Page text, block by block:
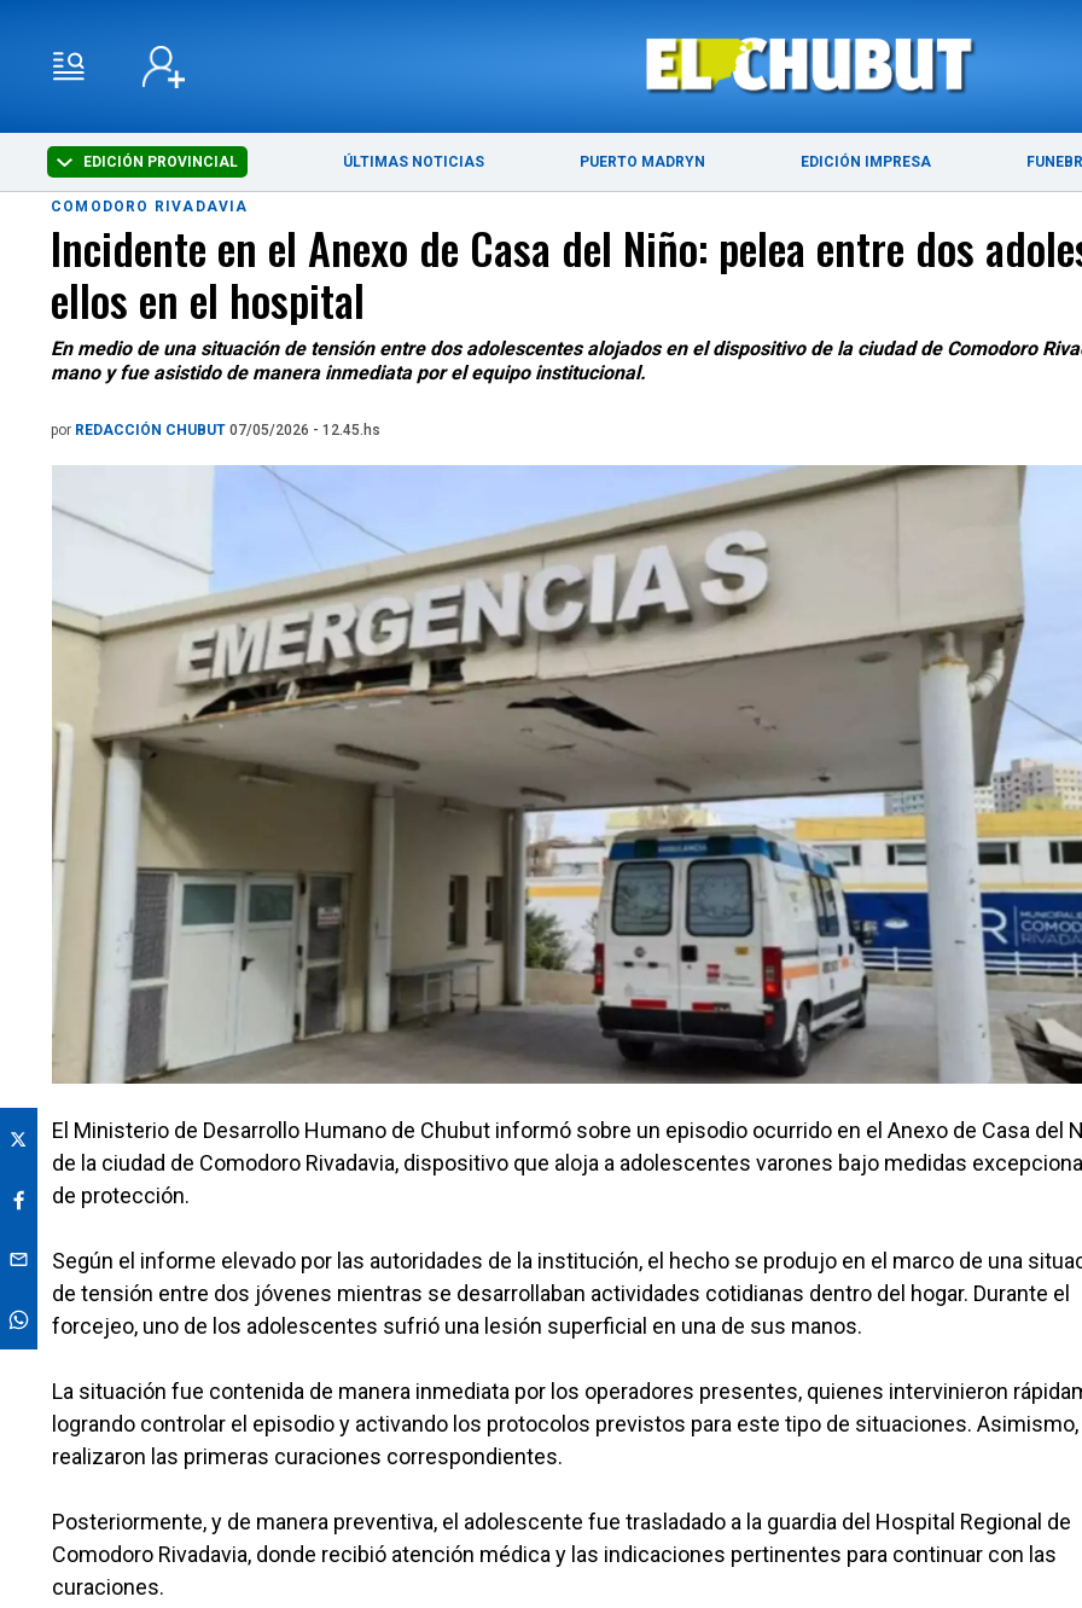
EDICIÓN PROVINCIAL ÚLTIMAS NOTICIAS PUERTO MADRYN EDICIÓN IMPRESA
ÚLTIMAS NOTICIAS PUERTO MADRYN
COMODORO RIVADAVIA
Incidente en el Anexo de Casa del Niño: pelea entre dos
ellos en el hospital
En medio de una situación de tensión entre dos adolescentes alojados en el dispositivo de la ciudad de Comodoro
mano y fue asistido de manera inmediata por el equipo institucional.
por REDACCIÓN CHUBUT 07/05/2026 - 12.45.hs
El Ministerio de Desarrollo Humano de Chubut informó sobre un episodio ocurrido en el Anexo de Casa del
de la ciudad de Comodoro Rivadavia, dispositivo que aloja a adolescentes varones bajo medidas
de protección.
Según el informe elevado por las autoridades de la institución, el hecho se produjo en el marco de una
de tensión entre dos jóvenes mientras se desarrollaban actividades cotidianas dentro del hogar. Durante el
forcejeo, uno de los adolescentes sufrió una lesión superficial en una de sus manos.
La situación fue contenida de manera inmediata por los operadores presentes, quienes intervinieron
logrando controlar el episodio y activando los protocolos previstos para este tipo de situaciones.
realizaron las primeras curaciones correspondientes.
Posteriormente, y de manera preventiva, el adolescente fue trasladado a la guardia del Hospital Regional de
Comodoro Rivadavia, donde recibió atención médica y las indicaciones pertinentes para continuar con las
curaciones.